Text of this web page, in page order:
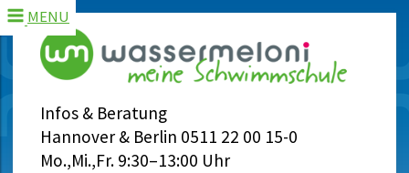
Infos & Beratung
Hannover & Berlin 0511 22 00 15-0
Mo.,Mi.,Fr. 9:30–13:00 Uhr
MENU